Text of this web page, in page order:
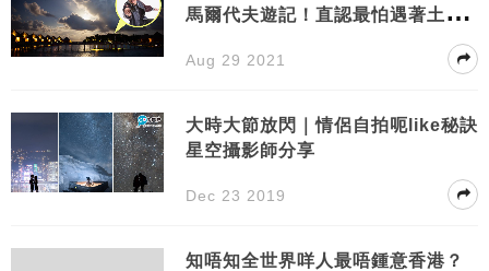
馬爾代夫遊記！直認最怕遇著土豪
Aug 29 2021
大時大節放閃｜情侶自拍呃like秘訣
星空攝影師分享
Dec 23 2019
知唔知全世界咩人最唔鍾意香港？